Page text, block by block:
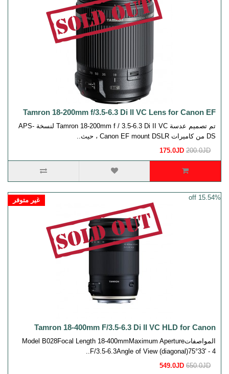
Tamron 18-200mm f/3.5-6.3 Di II VC Lens for Canon EF
تم تصميم عدسة Tamron 18-200mm f / 3.5-6.3 Di II VC لنسخة APS-
DS من كاميرات Canon EF mount DSLR ، حيث..
175.0JD 200.0JD
15.54% off غير متوفر
Tamron 18-400mm F/3.5-6.3 Di II VC HLD for Canon
المواصفاتModel B028Focal Length 18-400mmMaximum Aperture
F/3.5-6.3Angle of View (diagonal)75°33' - 4..
549.0JD 650.0JD